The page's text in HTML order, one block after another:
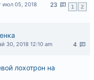
1 2
23
июл 05, 2018
4
30, 2018 12:10 am
лохотрон на